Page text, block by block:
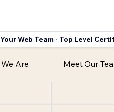
Your Web Team - Top Level